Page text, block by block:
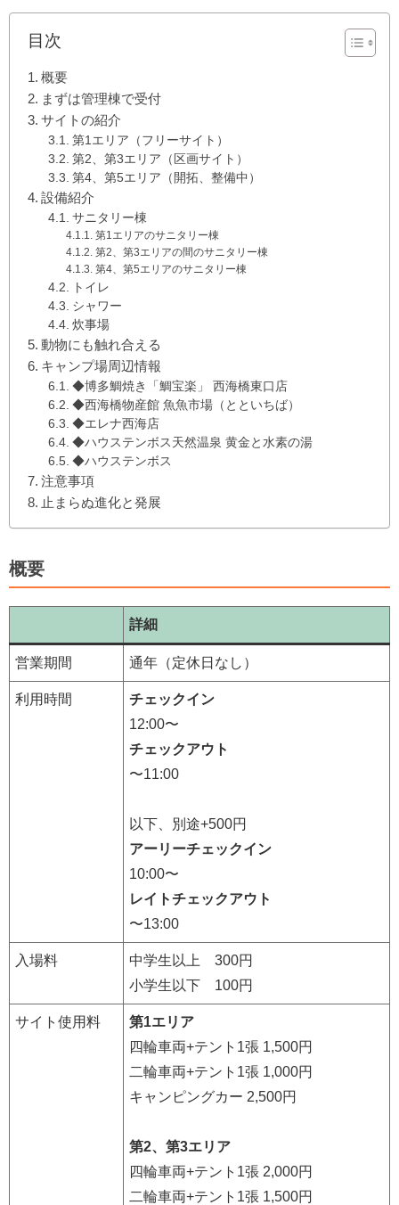
目次
概要
まずは管理棟で受付
サイトの紹介
第1エリア（フリーサイト）
第2、第3エリア（区画サイト）
第4、第5エリア（開拓、整備中）
設備紹介
サニタリー棟
第1エリアのサニタリー棟
第2、第3エリアの間のサニタリー棟
第4、第5エリアのサニタリー棟
トイレ
シャワー
炊事場
動物にも触れ合える
キャンプ場周辺情報
◆博多鯛焼き「鯛宝楽」 西海橋東口店
◆西海橋物産館 魚魚市場（とといちば）
◆エレナ西海店
◆ハウステンボス天然温泉 黄金と水素の湯
◆ハウステンボス
注意事項
止まらぬ進化と発展
概要
詳細
営業期間 通年（定休日なし）
利用時間
チェックイン
12:00〜
チェックアウト
〜11:00
以下、別途+500円
アーリーチェックイン
10:00〜
レイトチェックアウト
〜13:00
入場料
中学生以上 300円
小学生以下 100円
サイト使用料
第1エリア
四輪車両+テント1張 1,500円
二輪車両+テント1張 1,000円
キャンピングカー 2,500円
第2、第3エリア
四輪車両+テント1張 2,000円
二輪車両+テント1張 1,500円